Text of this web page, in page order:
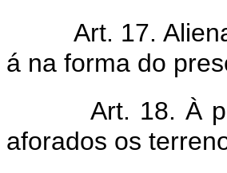
Art. 17.
á na forma do
Art. 18. À
aforados os